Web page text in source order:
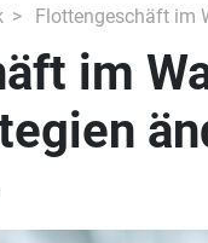
Flottengeschäft im
im